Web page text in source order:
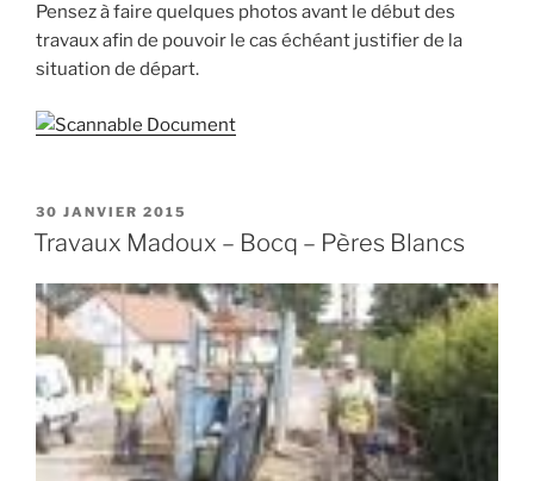
Pensez à faire quelques photos avant le début des
travaux afin de pouvoir le cas échéant justifier de la
situation de départ.
PUBLIÉ
LE
30 JANVIER 2015
Travaux Madoux – Bocq – Pères Blancs